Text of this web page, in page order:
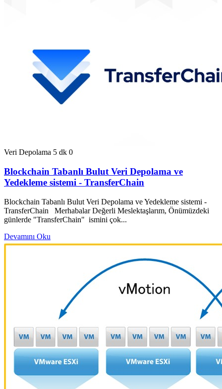
Veri Depolama 5 dk 0
Blockchain Tabanlı Bulut Veri Depolama ve
Yedekleme sistemi - TransferChain
Blockchain Tabanlı Bulut Veri Depolama ve Yedekleme sistemi -
TransferChain Merhabalar Değerli Meslektaşlarım, Önümüzdeki
günlerde "TransferChain" ismini çok...
Devamını Oku